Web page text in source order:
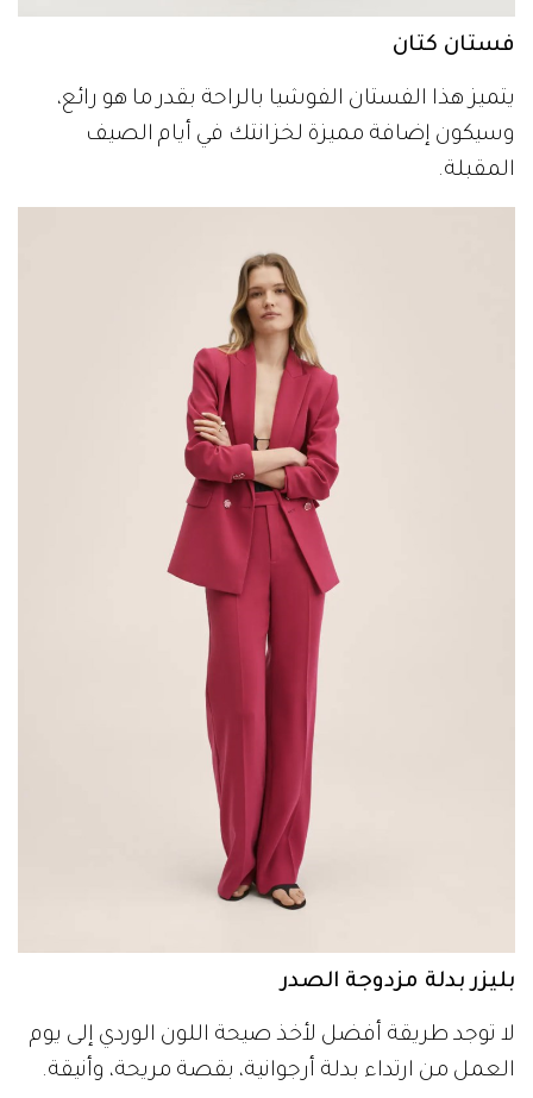
فستان كتان
يتميز هذا الفستان الفوشيا بالراحة بقدر ما هو رائع،
وسيكون إضافة مميزة لخزانتك في أيام الصيف
المقبلة.
بليزر بدلة مزدوجة الصدر
لا توجد طريقة أفضل لأخذ صيحة اللون الوردي إلى يوم
العمل من ارتداء بدلة أرجوانية، بقصة مريحة، وأنيقة.